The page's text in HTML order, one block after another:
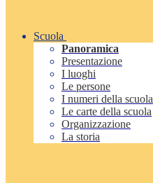
Scuola
Panoramica
Presentazione
I luoghi
Le persone
I numeri della scuola
Le carte della scuola
Organizzazione
La storia